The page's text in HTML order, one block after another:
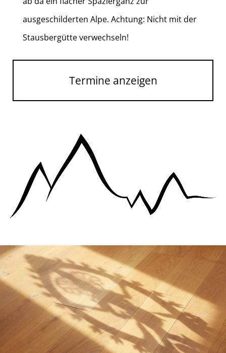
ausgeschilderten Alpe. Achtung: Nicht mit der
Stausbergütte verwechseln!
Termine anzeigen